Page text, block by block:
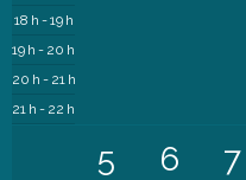
18 h - 19 h
19 h - 20 h
20 h - 21 h
21 h - 22 h
5 6 7